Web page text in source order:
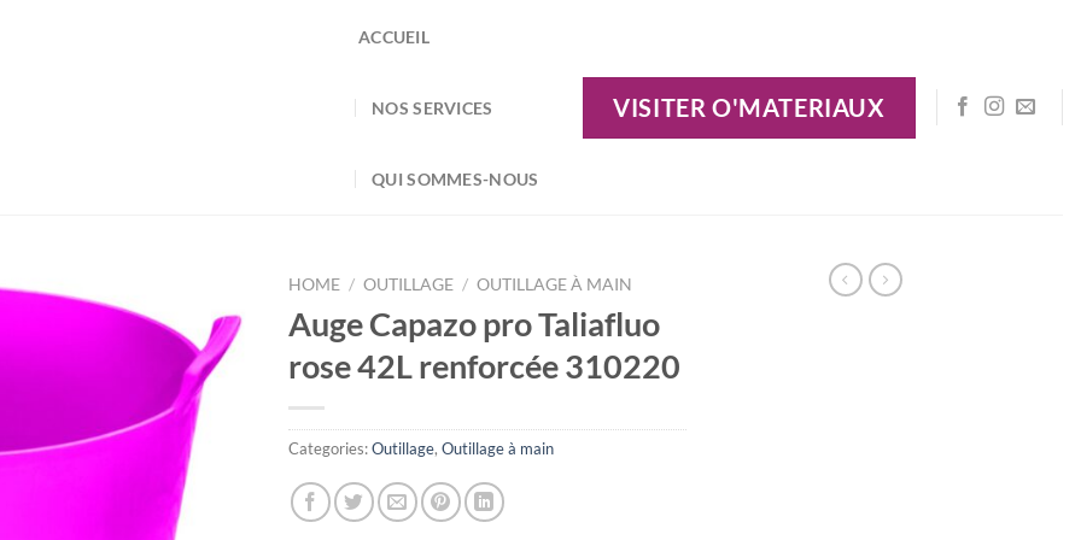
ACCUEIL
NOS SERVICES
QUI SOMMES-NOUS
VISITER O'MATERIAUX
HOME / OUTILLAGE / OUTILLAGE À MAIN
Auge Capazo pro Taliafluo
rose 42L renforcée 310220
Categories:Outillage, Outillage à main